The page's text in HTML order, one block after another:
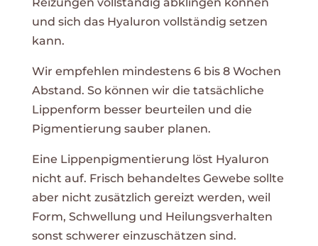
Reizungen vollständig abklingen können
und sich das Hyaluron vollständig setzen
kann.
Wir empfehlen mindestens 6 bis 8 Wochen
Abstand. So können wir die tatsächliche
Lippenform besser beurteilen und die
Pigmentierung sauber planen.
Eine Lippenpigmentierung löst Hyaluron
nicht auf. Frisch behandeltes Gewebe sollte
aber nicht zusätzlich gereizt werden, weil
Form, Schwellung und Heilungsverhalten
sonst schwerer einzuschätzen sind.